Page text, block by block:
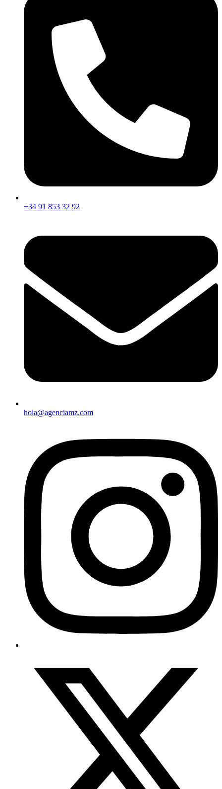
+34 91 853 32 92
hola@agenciamz.com